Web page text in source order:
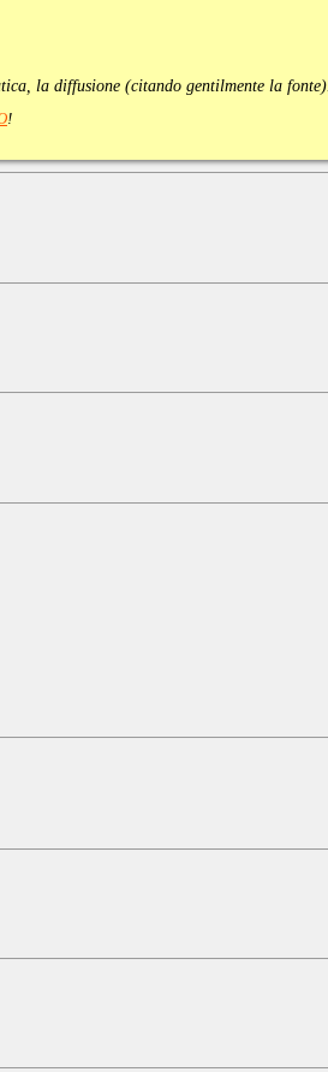
la diffusione (citando gentilmente la fonte).
!